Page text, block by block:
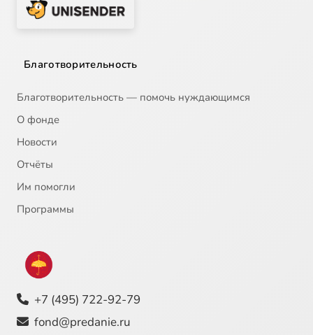
Благотворительность
Благотворительность — помочь нуждающимся
О фонде
Новости
Отчёты
Им помогли
Программы
+7 (495) 722-92-79
fond@predanie.ru